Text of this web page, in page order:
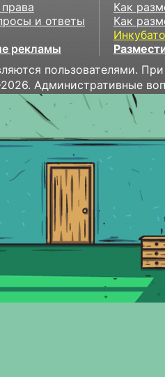
и ответы
рекламы
Как
Как
пользователями.
Административные